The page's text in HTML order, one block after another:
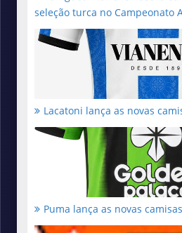
seleção turca no Campeonato
Lacatoni lança as novas
Puma lança as novas